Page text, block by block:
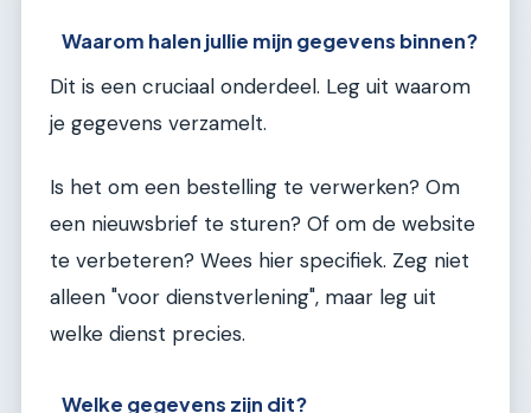
Waarom halen jullie mijn gegevens binnen?
Dit is een cruciaal onderdeel. Leg uit waarom
je gegevens verzamelt.
Is het om een bestelling te verwerken? Om
een nieuwsbrief te sturen? Of om de website
te verbeteren? Wees hier specifiek. Zeg niet
alleen "voor dienstverlening", maar leg uit
welke dienst precies.
Welke gegevens zijn dit?